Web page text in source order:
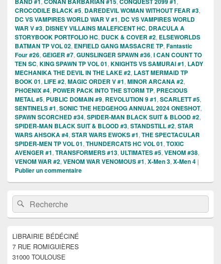
CROCODILE BLACK #5, DAREDEVIL WOMAN WITHOUT FEAR #3,
DC VS VAMPIRES WORLD WAR V #1, DC VS VAMPIRES WORLD
WAR V #3, DISNEY VILLAINS MALEFICENT HC, DRACULA A
STORYBOOK PORTFOLIO HC, DUCK & COVER #2, ELSEWORLDS
BATMAN TP VOL 02, ENFIELD GANG MASSACRE TP, Fantastic
Four #26, GEIGER #7, GUNSLINGER SPAWN #36, I CAN COUNT TO
TEN SC, KING SPAWN TP VOL 01, KNIGHTS VS SAMURAI #1, LADY
MECHANIKA THE DEVIL IN THE LAKE #2, LAST MERMAID TP
BOOK 01, LIFE #2, MAGIC ORDER V #1, MINOR ARCANA #2,
PHOENIX #4, POWER PACK INTO THE STORM TP, PRECIOUS
METAL #5, PUBLIC DOMAIN #9, REVOLUTION 9 #1, SCARLETT #5,
SENTINELS #1, SONIC THE HEDGEHOG ANNUAL 2024 ONESHOT,
SPAWN SCORCHED #34, SPIDER-MAN BLACK SUIT & BLOOD #2,
SPIDER-MAN BLACK SUIT & BLOOD #3, STANDSTILL #2, STAR
WARS AHSOKA #4, STAR WARS EWOKS #1, THE SPECTACULAR
SPIDER-MEN TP VOL 01, THUNDERCATS HC VOL 01, TOXIC
AVENGER #1, TRANSFORMERS #13, ULTIMATES #5, VENOM #38,
VENOM WAR #2, VENOM WAR VENOMOUS #1, X-Men 3, X-Men 4 |
Publier un commentaire
Zone
principale
de
widget
barre
latérale
Recherche :Rechercher
LIBRAIRIE BÉDÉCINÉ
7 RUE ROMIGUIÈRES
31000 TOULOUSE